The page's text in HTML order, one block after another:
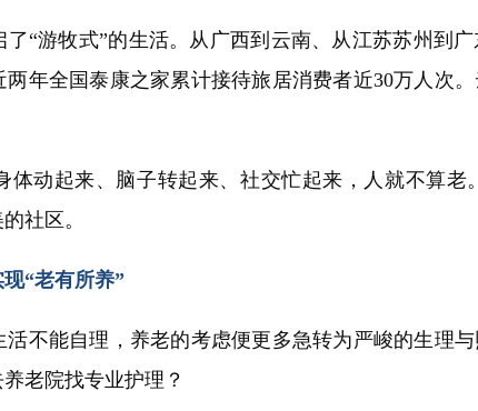
游牧式”的生活。从广西到云南、从江苏苏州到广
年全国泰康之家累计接待旅居消费者近30万人次
动起来、脑子转起来、社交忙起来，人就不算老
社区。
“老有所养”
能自理，养老的考虑便更多急转为严峻的生理与
老院找专业护理？